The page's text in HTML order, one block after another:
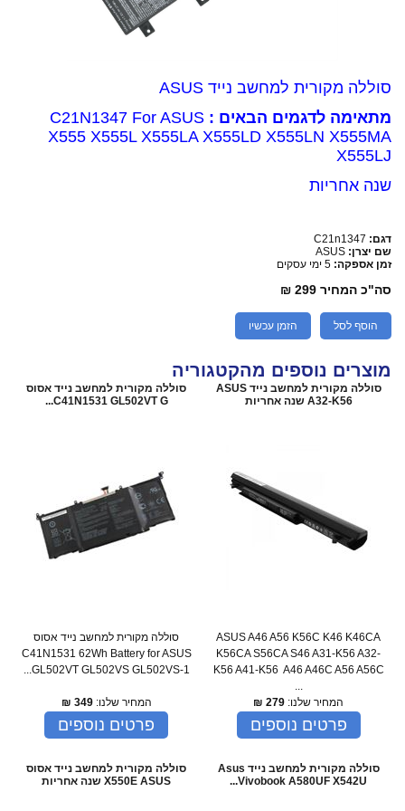
סוללה מקורית למחשב נייד ASUS
מתאימה לדגמים הבאים : C21N1347 For ASUS
X555 X555L X555LA X555LD X555LN X555MA
X555LJ
שנה אחריות
דגם: C21n1347
שם יצרן: ASUS
זמן אספקה: 5 ימי עסקים
סה"כ המחיר 299 ₪
הוסף לסל הזמן עכשיו
מוצרים נוספים מהקטגוריה
סוללה מקורית למחשב נייד ASUS
A32-K56 שנה אחריות
ASUS A46 A56 K56C K46 K46CA
K56CA S56CA S46 A31-K56 A32-
K56 A41-K56 A46 A46C A56 A56C
...
המחיר שלנו: 279
₪
פרטים נוספים
סוללה מקורית למחשב נייד אסוס
C41N1531 GL502VT G...
סוללה מקורית למחשב נייד אסוס
C41N1531 62Wh Battery for ASUS
GL502VT GL502VS GL502VS-1...
המחיר שלנו:349
₪
פרטים נוספים
סוללה מקורית למחשב נייד Asus
Vivobook A580UF X542U...
סוללה מקורית למחשב נייד אסוס
X550E ASUS שנה אחריות